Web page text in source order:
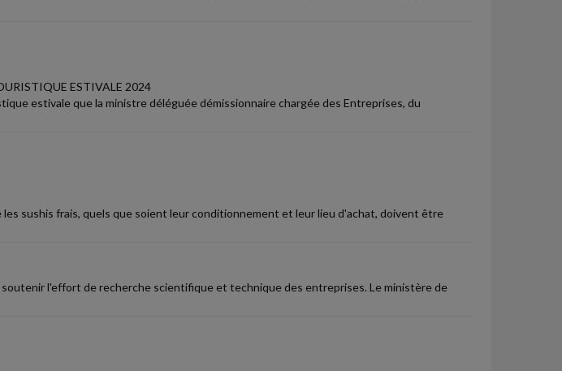
ESTIVALE 2024
estivale que la ministre déléguée démissionnaire chargée des Entreprises, du
sushis frais, quels que soient leur conditionnement et leur lieu d'achat, doivent être
l'effort de recherche scientifique et technique des entreprises. Le ministère de